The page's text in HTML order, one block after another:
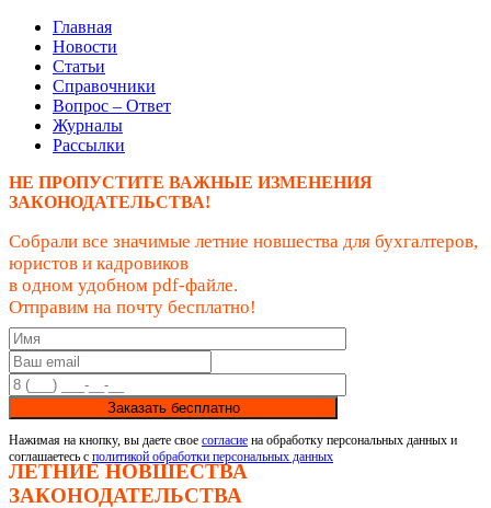
Главная
Новости
Статьи
Справочники
Вопрос – Ответ
Журналы
Рассылки
НЕ ПРОПУСТИТЕ ВАЖНЫЕ ИЗМЕНЕНИЯ
ЗАКОНОДАТЕЛЬСТВА!
Собрали все значимые летние новшества для бухгалтеров,
юристов и кадровиков
в одном удобном pdf-файле.
Отправим на почту бесплатно!
Заказать бесплатно
Нажимая на кнопку, вы даете свое согласие на обработку персональных данных и
соглашаетесь с политикой обработки персональных данных
ЛЕТНИЕ НОВШЕСТВА
ЗАКОНОДАТЕЛЬСТВА